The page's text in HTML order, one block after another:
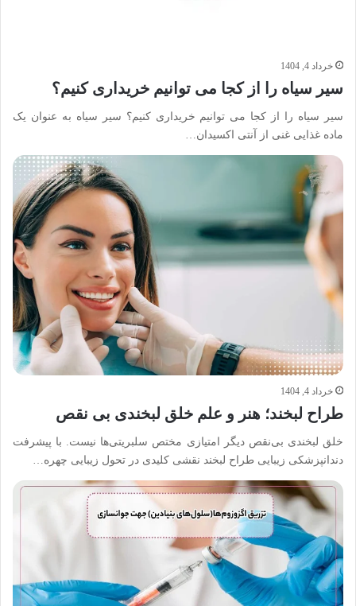
خرداد 4, 1404
سیر سیاه را از کجا می توانیم خریداری کنیم؟
سیر سیاه را از کجا می توانیم خریداری کنیم؟ سیر سیاه به عنوان یک
ماده غذایی غنی از آنتی اکسیدان…
خرداد 4, 1404
طراح لبخند؛ هنر و علم خلق لبخندی بی نقص
خلق لبخندی بی‌نقص دیگر امتیازی مختص سلبریتی‌ها نیست. با پیشرفت
دندانپزشکی زیبایی طراح لبخند نقشی کلیدی در تحول زیبایی چهره…